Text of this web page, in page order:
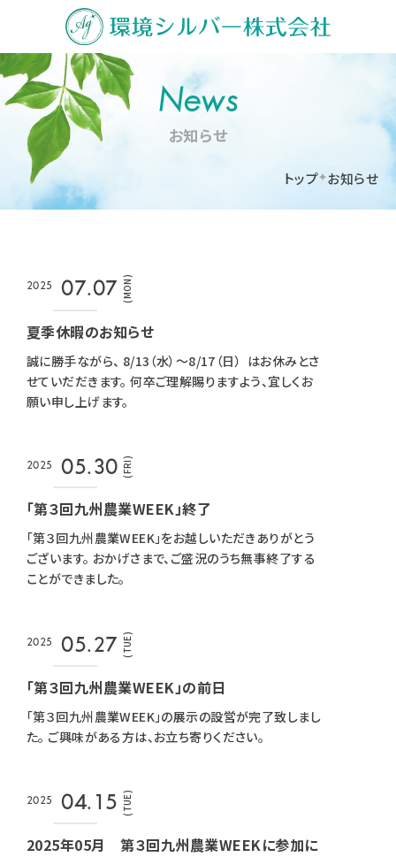
News
お知らせ
トップ お知らせ
2025 07.07 (MON)
夏季休暇のお知らせ
誠に勝手ながら、 8/13（水）～8/17（日） はお休みとさ
せていだだきます。 何卒ご理解賜りますよう、宜しくお
願い申し上げます。
2025 05.30 (FRI)
「第３回九州農業WEEK」終了
「第３回九州農業WEEK」をお越しいただきありがとう
ございます。 おかげさまで、ご盛況のうち無事終了する
ことができました。
2025 05.27 (TUE)
「第３回九州農業WEEK」の前日
「第３回九州農業WEEK」の展示の設営が完了致しまし
た。 ご興味がある方は、お立ち寄りください。
2025 04.15 (TUE)
2025年05月 第３回九州農業WEEKに参加に